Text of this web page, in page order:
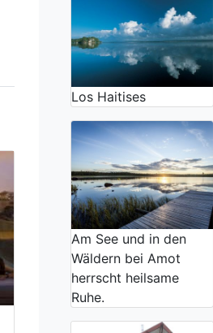
Los Haitises
Am See und in den
Wäldern bei Amot
herrscht heilsame
Ruhe.